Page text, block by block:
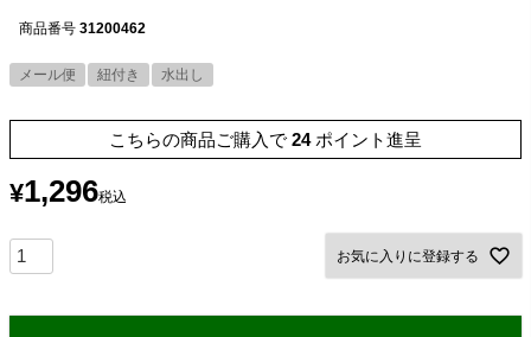
商品番号 31200462
メール便 紐付き 水出し
こちらの商品ご購入で 24 ポイント進呈
¥1,296税込
お気に入りに登録する